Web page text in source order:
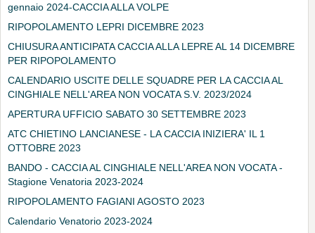
gennaio 2024-CACCIA ALLA VOLPE
RIPOPOLAMENTO LEPRI DICEMBRE 2023
CHIUSURA ANTICIPATA CACCIA ALLA LEPRE AL 14 DICEMBRE
PER RIPOPOLAMENTO
CALENDARIO USCITE DELLE SQUADRE PER LA CACCIA AL
CINGHIALE NELL'AREA NON VOCATA S.V. 2023/2024
APERTURA UFFICIO SABATO 30 SETTEMBRE 2023
ATC CHIETINO LANCIANESE - LA CACCIA INIZIERA' IL 1
OTTOBRE 2023
BANDO - CACCIA AL CINGHIALE NELL'AREA NON VOCATA -
Stagione Venatoria 2023-2024
RIPOPOLAMENTO FAGIANI AGOSTO 2023
Calendario Venatorio 2023-2024